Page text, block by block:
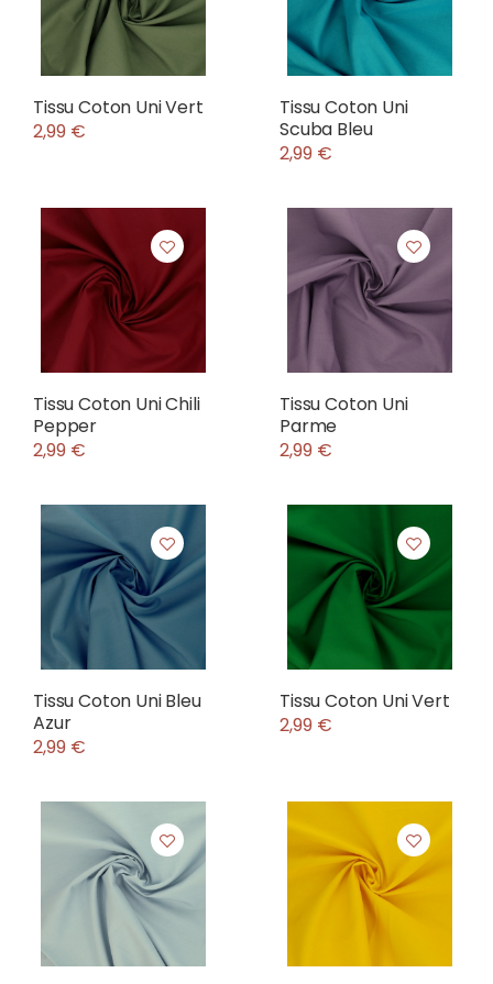
Tissu Coton Uni Vert
2,99 €
Tissu Coton Uni
Scuba Bleu
2,99 €
Tissu Coton Uni Chili
Pepper
2,99 €
Tissu Coton Uni
Parme
2,99 €
Tissu Coton Uni Bleu
Azur
2,99 €
Tissu Coton Uni Vert
2,99 €